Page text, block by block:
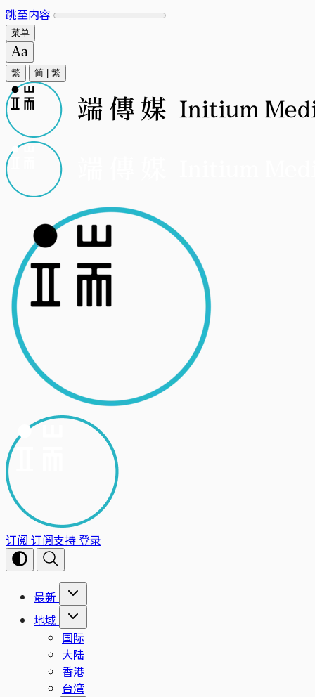
跳至内容
菜单
繁 简 繁
订阅 订阅支持登录
最新
地域
国际
大陆
香港
台湾